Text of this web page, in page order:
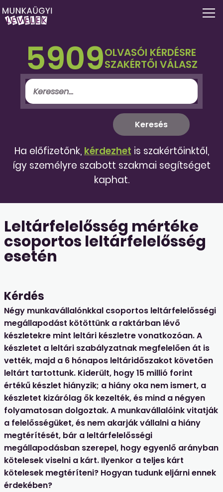
5909OLVASÓI KÉRDÉSRE
SZAKÉRTŐI VÁLASZ
Ha előfizetőnk, kérdezhet is szakértőinktől,
így személyre szabott szakmai segítséget
kaphat.
Leltárfelelősség mértéke
csoportos leltárfelelősség
esetén
Kérdés
Négy munkavállalónkkal csoportos leltárfelelősségi
megállapodást kötöttünk a raktárban lévő
készletekre mint leltári készletre vonatkozóan. A
készletet a leltári szabályzatnak megfelelően át is
vették, majd a 6 hónapos leltáridőszakot követően
leltárt tartottunk. Kiderült, hogy 15 millió forint
értékű készlet hiányzik; a hiány oka nem ismert, a
készletet kizárólag ők kezelték, és mind a négyen
folyamatosan dolgoztak. A munkavállalóink vitatják
a felelősségüket, és nem akarják vállalni a hiány
megtérítését, bár a leltárfelelősségi
megállapodásban szerepel, hogy egyenlő arányban
kötelesek viselni a kárt. Ilyenkor a teljes kárt
kötelesek megtéríteni? Hogyan tudunk eljárni ennek
érdekében?